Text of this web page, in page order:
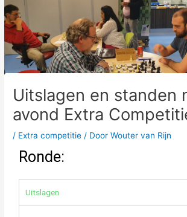
Uitslagen en standen
avond Extra
/ Extra competitie / DoorWouter van Rijn
Ronde:
Uitslagen